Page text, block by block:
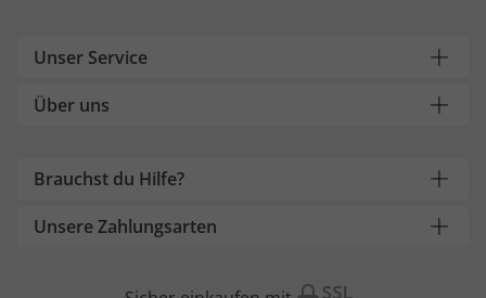
Unser Service
Über uns
Brauchst du Hilfe?
Unsere Zahlungsarten